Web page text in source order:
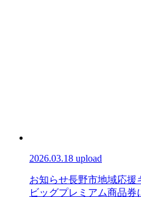
2026.03.18 upload
お知らせ長野市地域応援
ビッグプレミアム商品券